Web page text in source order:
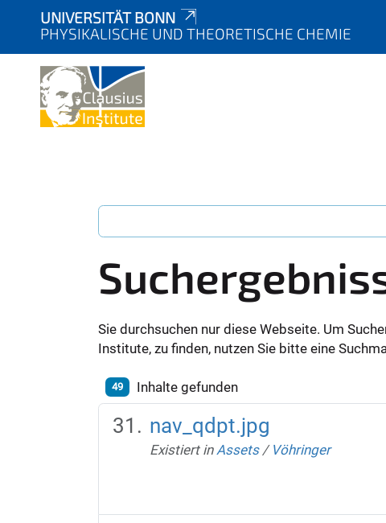
UNIVERSITÄT BONN
PHYSIKALISCHE UND THEORETISCHE CHEMIE
Sie durchsuchen nur diese Webseite. Um
Institute, zu finden, nutzen Sie bitte eine
49 Inhalte gefunden
nav_qdpt.jpg
Existiert in Assets / Vöhringer